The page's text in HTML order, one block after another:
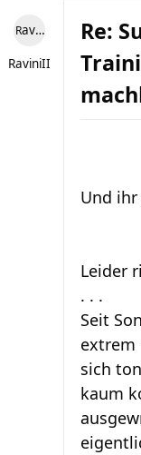
RaviniII
RaviniII
Re:
Und ihr
Leider
. . .
Seit
extrem
sich
kaum